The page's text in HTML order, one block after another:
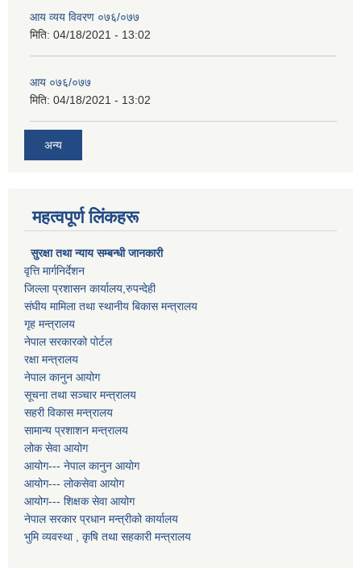
आय व्यय विवरण ०७६/०७७
मिति: 04/18/2021 - 13:02
आय ०७६/०७७
मिति: 04/18/2021 - 13:02
अन्य
महत्वपूर्ण लिंकहरू
सुरक्षा तथा न्याय सम्बन्धी जानकारी
वृत्ति मार्गनिर्देशन
जिल्ला प्रशासन कार्यालय,रुपन्देही
संघीय मामिला तथा स्थानीय बिकास मन्त्रालय
गृह मन्त्रालय
नेपाल सरकारको पोर्टल
रक्षा मन्त्रालय
नेपाल कानुन आयोग
सूचना तथा सञ्चार मन्त्रालय
सहरी विकास मन्त्रालय
सामान्य प्रशाशन मन्त्रालय
लोक सेवा आयोग
आयोग--- नेपाल कानुन आयोग
आयोग--- लोकसेवा आयोग
आयोग--- शिक्षक सेवा आयोग
नेपाल सरकार प्रधान मन्त्रीको कार्यालय
भुमि व्यवस्था , कृषि तथा सहकारी मन्त्रालय